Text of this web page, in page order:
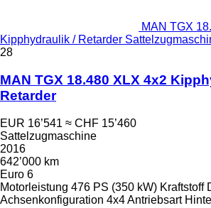
MAN TGX
Kipphydraulik / Retarder
28
MAN TGX 18.480 XLX 4x2
Retarder
EUR 16’541 ≈ CHF 15’460
Sattelzugmaschine
2016
642’000 km
Euro 6
Motorleistung 476 PS (350 kW) Kraftstoff
Achsenkonfiguration 4x4Antriebsart